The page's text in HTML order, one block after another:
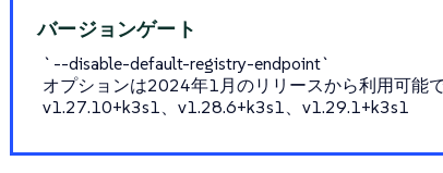
バージョンゲート
`--disable-default-registry-endpoint`
オプションは2024年1月のリリースから利用可能
v1.27.10+k3s1、v1.28.6+k3s1、v1.29.1+k3s1